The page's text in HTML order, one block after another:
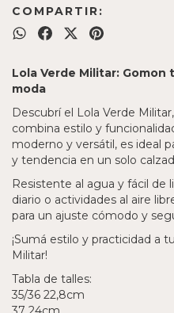
COMPARTIR:
Lola Verde Militar:
moda
Descubrí el Lola Verde
combina estilo y
moderno y versátil, es ideal
y tendencia en un solo
Resistente al agua y fácil de
diario o actividades al aire
para un ajuste cómodo y
¡Sumá estilo y practicidad a
Militar!
Tabla de talles:
35/36 22,8cm